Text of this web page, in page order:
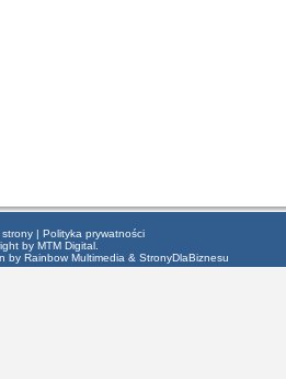
| Polityka prywatności
by MTM Digital.
by Rainbow Multimedia & StronyDlaBiznesu